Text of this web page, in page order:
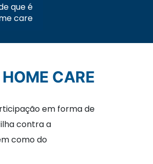
que é
care
CARE
em forma de
contra a
como do